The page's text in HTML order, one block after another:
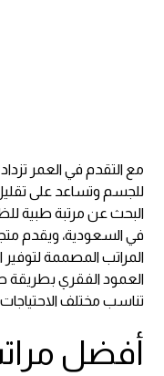
مع التقدم في العمر
للجسم وتساعد على
البحث عن مرتبة طبية
في السعودية، ويقدم
المراتب المصممة لتوفير
العمود الفقري بطريقة
تناسب مختلف الاحتياجات
أفضل